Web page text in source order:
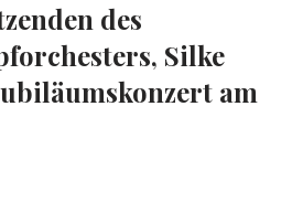
des
Silke
am